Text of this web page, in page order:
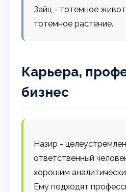
Зайц - тотемное
тотемное растение.
Карьера,
бизнес
Назир -
ответственный
хорошим
Ему подходят